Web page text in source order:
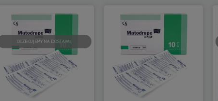
OCZEKUJEMY NA DOSTAWĘ